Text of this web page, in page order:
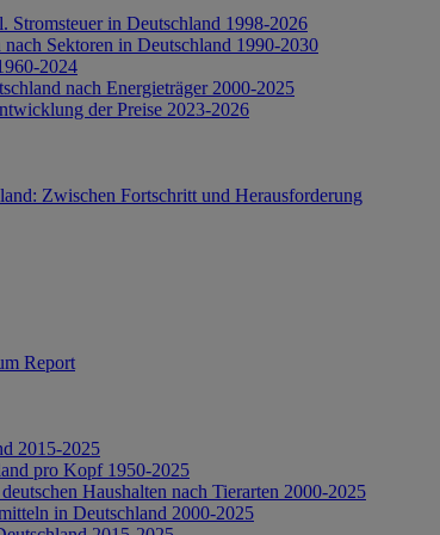
Stromsteuer in Deutschland 1998-2026
nach Sektoren in Deutschland 1990-2030
2024
nach Energieträger 2000-2025
der Preise 2023-2026
Zwischen Fortschritt und Herausforderung
Report
2015-2025
pro Kopf 1950-2025
Haushalten nach Tierarten 2000-2025
in Deutschland 2000-2025